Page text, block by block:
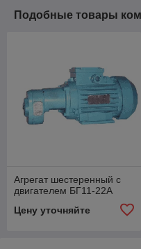
Подобные товары
Агрегат шестеренный с
двигателем БГ11-22А
Цену уточняйте